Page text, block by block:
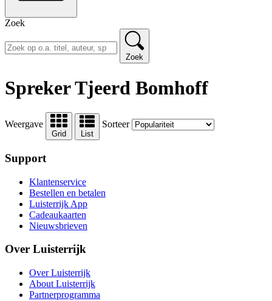
Zoek
Zoek
Spreker Tjeerd Bomhoff
Weergave
Grid List
Sorteer
Support
Klantenservice
Bestellen en betalen
Luisterrijk App
Cadeaukaarten
Nieuwsbrieven
Over Luisterrijk
Over Luisterrijk
About Luisterrijk
Partnerprogramma